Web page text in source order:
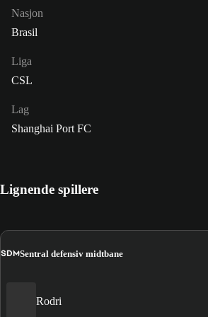
Nasjon
Brasil
Liga
CSL
Lag
Shanghai Port FC
Lignende spillere
SDMSentral defensiv midtbane
Rodri